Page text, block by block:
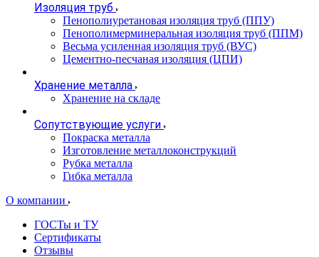
Изоляция труб
Пенополиуретановая изоляция труб (ППУ)
Пенополимерминеральная изоляция труб (ППМ)
Весьма усиленная изоляция труб (ВУС)
Цементно-песчаная изоляция (ЦПИ)
Хранение металла
Хранение на складе
Сопутствующие услуги
Покраска металла
Изготовление металлоконструкций
Рубка металла
Гибка металла
О компании
ГОСТы и ТУ
Сертификаты
Отзывы